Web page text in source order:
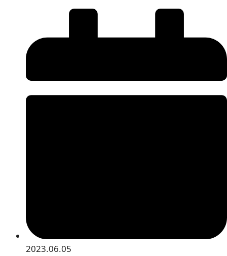
2023.06.05